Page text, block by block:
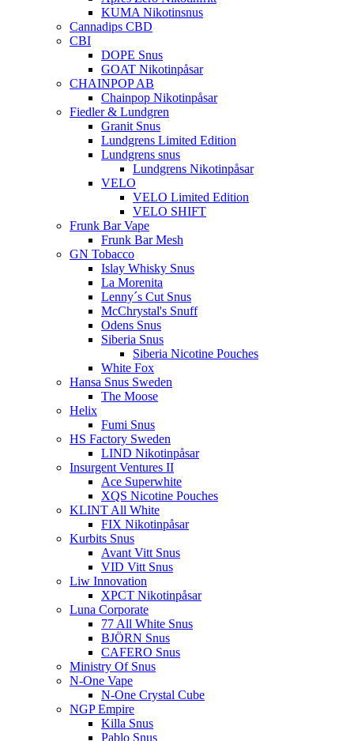
KUMA Nikotinsnus
Cannadips CBD
CBI
DOPE Snus
GOAT Nikotinpåsar
CHAINPOP AB
Chainpop Nikotinpåsar
Fiedler & Lundgren
Granit Snus
Lundgrens Limited Edition
Lundgrens snus
Lundgrens Nikotinpåsar
VELO
VELO Limited Edition
VELO SHIFT
Frunk Bar Vape
Frunk Bar Mesh
GN Tobacco
Islay Whisky Snus
La Morenita
Lenny´s Cut Snus
McChrystal's Snuff
Odens Snus
Siberia Snus
Siberia Nicotine Pouches
White Fox
Hansa Snus Sweden
The Moose
Helix
Fumi Snus
HS Factory Sweden
LIND Nikotinpåsar
Insurgent Ventures II
Ace Superwhite
XQS Nicotine Pouches
KLINT All White
FIX Nikotinpåsar
Kurbits Snus
Avant Vitt Snus
VID Vitt Snus
Liw Innovation
XPCT Nikotinpåsar
Luna Corporate
77 All White Snus
BJÖRN Snus
CAFERO Snus
Ministry Of Snus
N-One Vape
N-One Crystal Cube
NGP Empire
Killa Snus
Pablo Snus